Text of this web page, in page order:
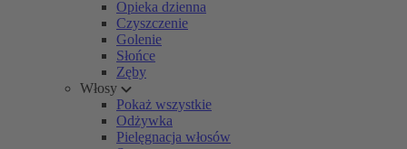
Opieka dzienna
Czyszczenie
Golenie
Słońce
Zęby
Włosy
Pokaż wszystkie
Odżywka
Pielęgnacja włosów